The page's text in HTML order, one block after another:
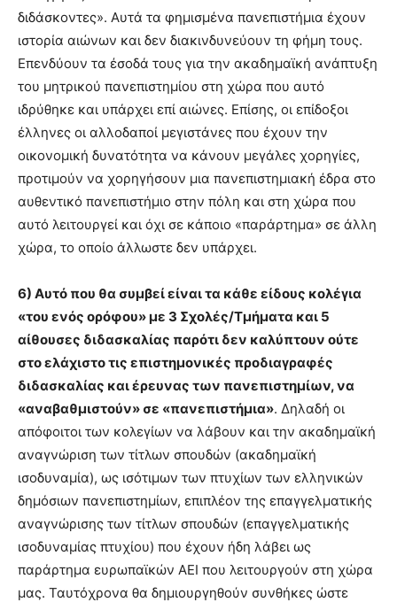
διδάσκοντες». Αυτά τα φημισμένα πανεπιστήμια έχουν
ιστορία αιώνων και δεν διακινδυνεύουν τη φήμη τους.
Επενδύουν τα έσοδά τους για την ακαδημαϊκή ανάπτυξη
του μητρικού πανεπιστημίου στη χώρα που αυτό
ιδρύθηκε και υπάρχει επί αιώνες. Επίσης, οι επίδοξοι
έλληνες οι αλλοδαποί μεγιστάνες που έχουν την
οικονομική δυνατότητα να κάνουν μεγάλες χορηγίες,
προτιμούν να χορηγήσουν μια πανεπιστημιακή έδρα στο
αυθεντικό πανεπιστήμιο στην πόλη και στη χώρα που
αυτό λειτουργεί και όχι σε κάποιο «παράρτημα» σε άλλη
χώρα, το οποίο άλλωστε δεν υπάρχει.
6) Αυτό που θα συμβεί είναι τα κάθε είδους κολέγια
«του ενός ορόφου» με 3 Σχολές/Τμήματα και 5
αίθουσες διδασκαλίας παρότι δεν καλύπτουν ούτε
στο ελάχιστο τις επιστημονικές προδιαγραφές
διδασκαλίας και έρευνας των πανεπιστημίων, να
«αναβαθμιστούν» σε «πανεπιστήμια». Δηλαδή οι
απόφοιτοι των κολεγίων να λάβουν και την ακαδημαϊκή
αναγνώριση των τίτλων σπουδών (ακαδημαϊκή
ισοδυναμία), ως ισότιμων των πτυχίων των ελληνικών
δημόσιων πανεπιστημίων, επιπλέον της επαγγελματικής
αναγνώρισης των τίτλων σπουδών (επαγγελματικής
ισοδυναμίας πτυχίου) που έχουν ήδη λάβει ως
παράρτημα ευρωπαϊκών ΑΕΙ που λειτουργούν στη χώρα
μας. Ταυτόχρονα θα δημιουργηθούν συνθήκες ώστε